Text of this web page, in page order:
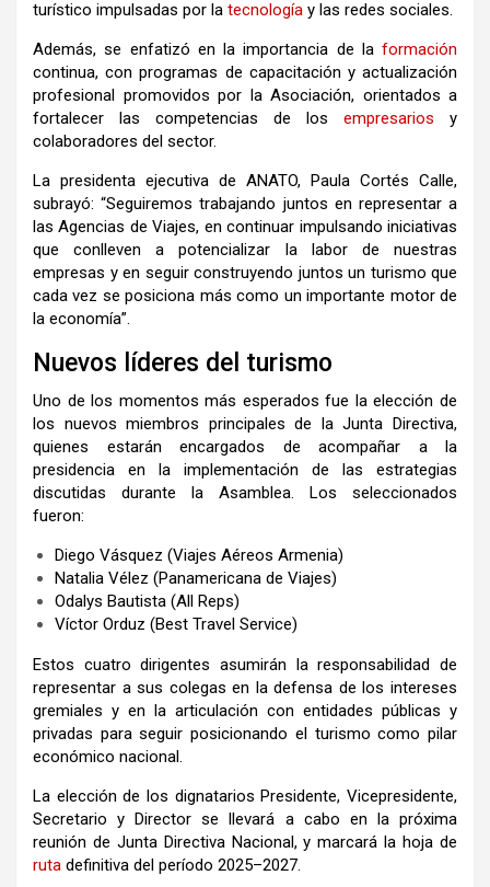
turístico impulsadas por la tecnología y las redes sociales.
Además, se enfatizó en la importancia de la formación
continua, con programas de capacitación y actualización
profesional promovidos por la Asociación, orientados a
fortalecer las competencias de los empresarios y
colaboradores del sector.
La presidenta ejecutiva de ANATO, Paula Cortés Calle,
subrayó: “Seguiremos trabajando juntos en representar a
las Agencias de Viajes, en continuar impulsando iniciativas
que conlleven a potencializar la labor de nuestras
empresas y en seguir construyendo juntos un turismo que
cada vez se posiciona más como un importante motor de
la economía”.
Nuevos líderes del turismo
Uno de los momentos más esperados fue la elección de
los nuevos miembros principales de la Junta Directiva,
quienes estarán encargados de acompañar a la
presidencia en la implementación de las estrategias
discutidas durante la Asamblea. Los seleccionados
fueron:
Diego Vásquez (Viajes Aéreos Armenia)
Natalia Vélez (Panamericana de Viajes)
Odalys Bautista (All Reps)
Víctor Orduz (Best Travel Service)
Estos cuatro dirigentes asumirán la responsabilidad de
representar a sus colegas en la defensa de los intereses
gremiales y en la articulación con entidades públicas y
privadas para seguir posicionando el turismo como pilar
económico nacional.
La elección de los dignatarios Presidente, Vicepresidente,
Secretario y Director se llevará a cabo en la próxima
reunión de Junta Directiva Nacional, y marcará la hoja de
ruta definitiva del período 2025–2027.